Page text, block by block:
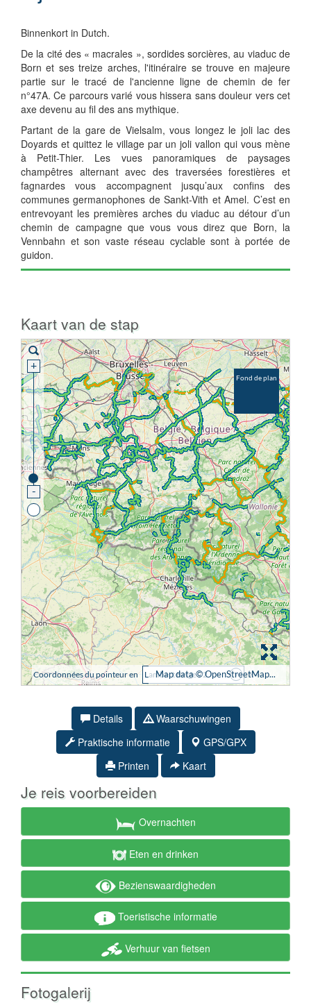
Binnenkort in Dutch.
De la cité des « macrales », sordides sorcières, au viaduc de
Born et ses treize arches, l'itinéraire se trouve en majeure
partie sur le tracé de l'ancienne ligne de chemin de fer
n°47A. Ce parcours varié vous hissera sans douleur vers cet
axe devenu au fil des ans mythique.
Partant de la gare de Vielsalm, vous longez le joli lac des
Doyards et quittez le village par un joli vallon qui vous mène
à Petit-Thier. Les vues panoramiques de paysages
champêtres alternant avec des traversées forestières et
fagnardes vous accompagnent jusqu’aux confins des
communes germanophones de Sankt-Vith et Amel. C’est en
entrevoyant les premières arches du viaduc au détour d’un
chemin de campagne que vous vous direz que Born, la
Vennbahn et son vaste réseau cyclable sont à portée de
guidon.
Kaart van de stap
Details
Waarschuwingen
Praktische informatie
GPS/GPX
Printen
Kaart
Je reis voorbereiden
Overnachten
Eten en drinken
Bezienswaardigheden
Toeristische informatie
Verhuur van fietsen
Fotogalerij